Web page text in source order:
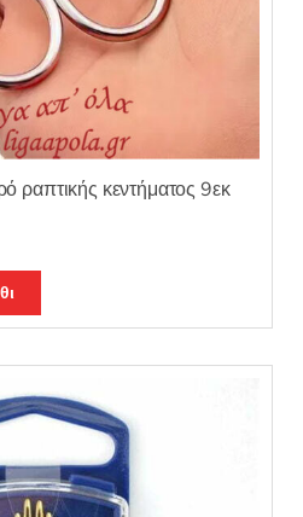
ραπτικής κεντήματος 9εκ